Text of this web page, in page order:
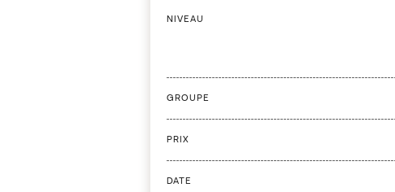
NIVEAU
GROUPE
PRIX
DATE